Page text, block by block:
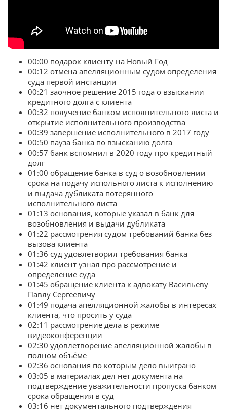
00:00 подарок клиенту на Новый Год
00:12 отмена апелляционным судом определения
суда первой инстанции
00:21 заочное решение 2015 года о взыскании
кредитного долга с клиента
00:32 получение банком исполнительного листа и
открытие исполнительного производства
00:39 завершение исполнительного в 2017 году
00:50 пауза банка по взысканию долга
00:57 банк вспомнил в 2020 году про кредитный
долг
01:00 обращение банка в суд о возобновлении
срока на подачу испольного листа к исполнению
и выдача дубликата потерянного
исполнительного листа
01:13 основания, которые указал в банк для
возобновления и выдачи дубликата
01:22 рассмотрения судом требований банка без
вызова клиента
01:36 суд удовлетворил требования банка
01:42 клиент узнал про рассмотрение и
определение суда
01:45 обращение клиента к адвокату Васильеву
Павлу Сергеевичу
01:49 подача апелляционной жалобы в интересах
клиента, что просить у суда
02:11 рассмотрение дела в режиме
видеоконференции
02:30 удовлетворение апелляционной жалобы в
полном объёме
02:36 основания по которым дело выиграно
03:05 в материалах дел нет документа на
подтверждение уважительности пропуска банком
срока обращения в суд
03:16 нет документального подтверждения